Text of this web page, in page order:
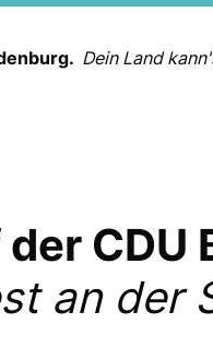
Dein Land
an der